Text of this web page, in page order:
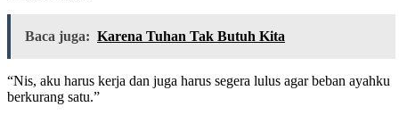
Baca juga: Karena Tuhan Tak Butuh Kita
“Nis, aku harus kerja dan juga harus segera lulus agar beban ayahku
berkurang satu.”